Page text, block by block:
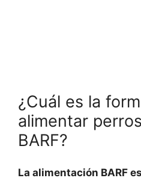
¿Cuál es la
alimentar
BARF?
La alimentación BARF